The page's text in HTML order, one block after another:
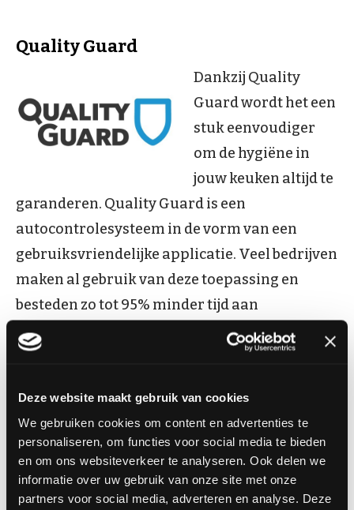
Deze website maakt gebruik van cookies
We gebruiken cookies om content en advertenties te
personaliseren, om functies voor social media te bieden
en om ons websiteverkeer te analyseren. Ook delen we
informatie over uw gebruik van onze site met onze
partners voor social media, adverteren en analyse. Deze
Quality Guard
Dankzij Quality
Guard wordt het een
stuk eenvoudiger
om de hygiëne in
jouw keuken altijd te
garanderen. Quality Guard is een
autocontrolesysteem in de vorm van een
gebruiksvriendelijke applicatie. Veel bedrijven
maken al gebruik van deze toepassing en
besteden zo tot 95% minder tijd aan
allergenenbeheer en onderhoud.
8800 Roeselare, België
T. + 32 51494951
E.info@qguard.be